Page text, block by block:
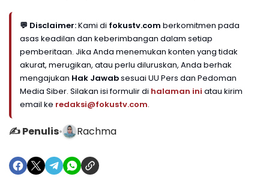
💬 Disclaimer:Kami di fokustv.com berkomitmen pada
asas keadilan dan keberimbangan dalam setiap
pemberitaan. Jika Anda menemukan konten yang tidak
akurat, merugikan, atau perlu diluruskan, Anda berhak
mengajukan Hak Jawabsesuai UU Pers dan Pedoman
Media Siber. Silakan isi formulir di halaman ini atau kirim
email ke redaksi@fokustv.com.
✍️ Penulis• Rachma